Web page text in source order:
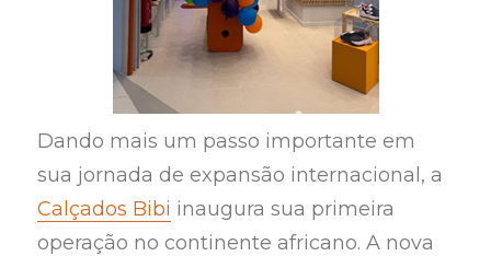
Dando mais um passo importante em
sua jornada de expansão internacional, a
Calçados Bibi inaugura sua primeira
operação no continente africano. A nova